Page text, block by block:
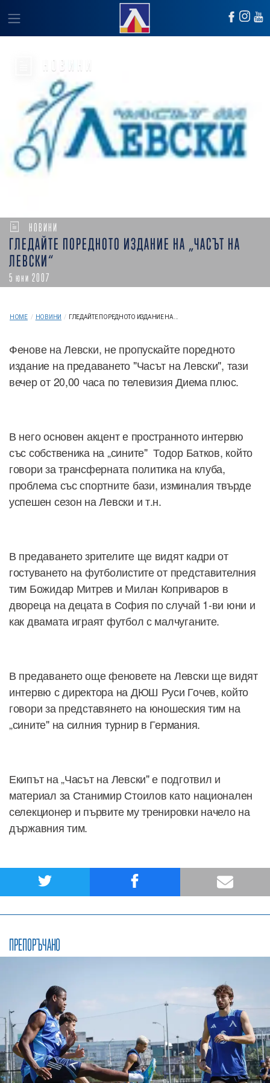
НОВИНИ
НОВИНИ
ГЛЕДАЙТЕ ПОРЕДНОТО ИЗДАНИЕ НА „ЧАСЪТ НА
ЛЕВСКИ“
5 юни 2007
HOME / НОВИНИ / ГЛЕДАЙТЕ ПОРЕДНОТО ИЗДАНИЕ НА...
Фенове на Левски, не пропускайте поредното
издание на предаването "Часът на Левски", тази
вечер от 20,00 часа по телевизия Диема плюс.
В него основен акцент е пространното интервю
със собственика на „сините" Тодор Батков, който
говори за трансферната политика на клуба,
проблема със спортните бази, изминалия твърде
успешен сезон на Левски и т.н.
В предаването зрителите ще видят кадри от
гостуването на футболистите от представителния
тим Божидар Митрев и Милан Коприваров в
двореца на децата в София по случай 1-ви юни и
как двамата играят футбол с малчуганите.
В предаването още феновете на Левски ще видят
интервю с директора на ДЮШ Руси Гочев, който
говори за представянето на юношеския тим на
„сините" на силния турнир в Германия.
Екипът на „Часът на Левски" е подготвил и
материал за Станимир Стоилов като национален
селекционер и първите му тренировки начело на
държавния тим.
ПРЕПОРЪЧАНО